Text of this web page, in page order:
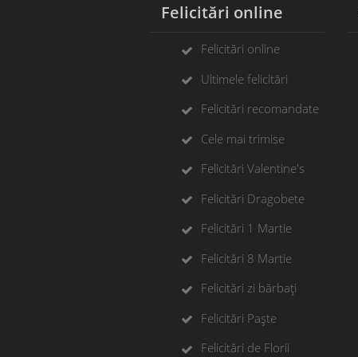
Felicitări online
Felicitări online
Ultimele felicitări
Felicitări recomandate
Cele mai trimise
Felicitări Valentine's
Felicitări Dragobete
Felicitări 1 Martie
Felicitări 8 Martie
Felicitări zi bărbați
Felicitări Paște
Felicitări de Florii